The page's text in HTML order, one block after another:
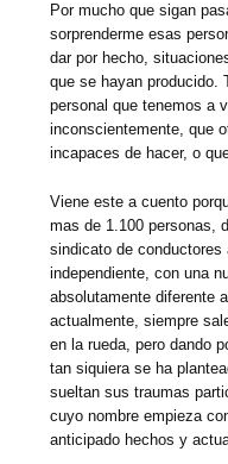
Por mucho que sigan
sorprenderme esas
dar por hecho,
que se hayan producido.
personal que tenemos a
inconscientemente, que
incapaces de hacer, o
Viene este a cuento
mas de 1.100 personas,
sindicato de
independiente, con una
absolutamente diferente
actualmente, siempre
en la rueda, pero dando
tan siquiera se ha
sueltan sus traumas
cuyo nombre empieza
anticipado hechos y